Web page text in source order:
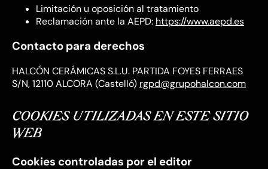
Limitación u oposición al tratamiento
Reclamación ante la AEPD: https://www.aepd.es
Contacto para derechos
HALCÓN CERÁMICAS S.L.U. PARTIDA FOYES FERRAES
S/N, 12110 ALCORA (Castelló) rgpd@grupohalcon.com
COOKIES UTILIZADAS EN ESTE SITIO
WEB
Cookies controladas por el editor